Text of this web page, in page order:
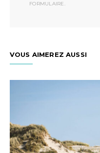
FORMULAIRE.
VOUS AIMEREZ AUSSI